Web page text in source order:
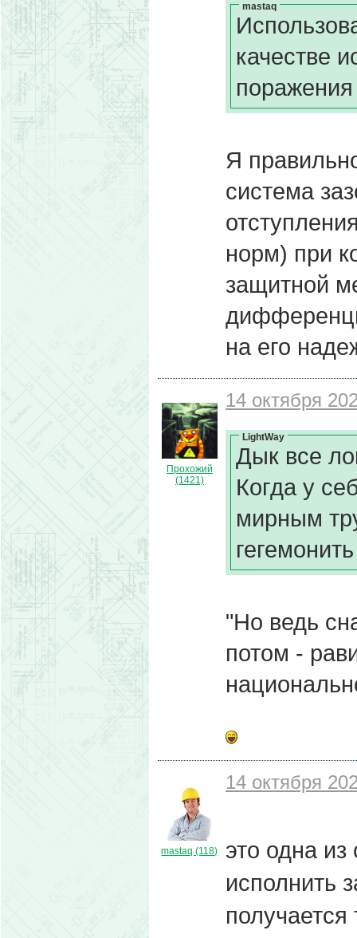
mastaq
качестве
Я
система
норм) при
защитной
на его
Прохожий
(1421)
14 октября
LightWay
Дык все
Когда у
мирным
"Но ведь
потом -
mastaq (118)
14 октября
это одна
исполнить